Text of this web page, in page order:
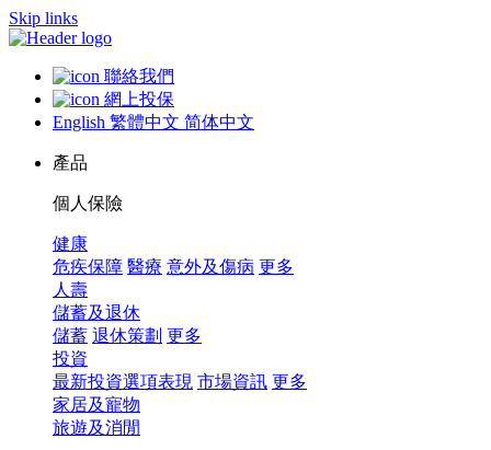
Skip links
聯絡我們
網上投保
English 繁體中文 简体中文
產品
個人保險
健康
危疾保障 醫療 意外及傷病 更多
人壽
儲蓄及退休
儲蓄 退休策劃 更多
投資
最新投資選項表現 市場資訊 更多
家居及寵物
旅遊及消閒